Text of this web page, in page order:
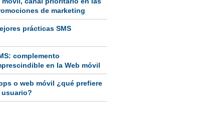
de marketing
prácticas SMS
complemento
en la Web móvil
o web móvil ¿qué prefiere
usuario?